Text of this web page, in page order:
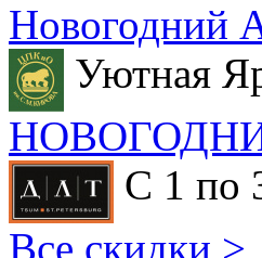
Новогодний
Уютная
С 1 по
Все скидки >